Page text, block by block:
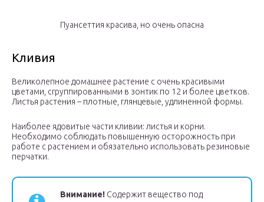
Пуансеттия красива, но очень опасна
Кливия
Великолепное домашнее растение с очень красивыми
цветами, сгруппированными в зонтик по 12 и более цветков.
Листья растения – плотные, глянцевые, удлиненной формы.
Наиболее ядовитые части кливии: листья и корни.
Необходимо соблюдать повышенную осторожность при
работе с растением и обязательно использовать резиновые
перчатки.
Внимание! Содержит вещество под